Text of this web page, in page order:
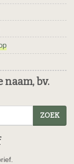
bv.
ZOEK